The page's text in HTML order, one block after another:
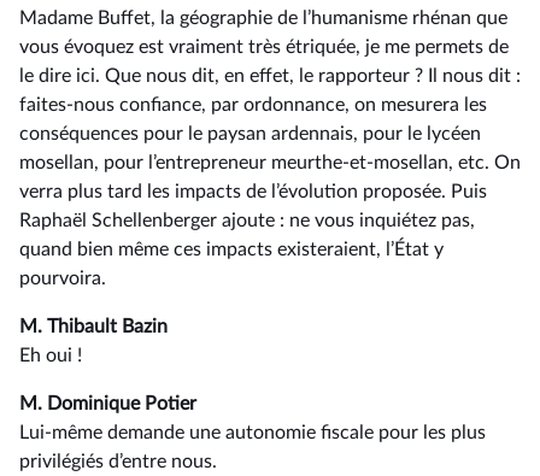
Madame Buffet, la géographie de l’humanisme rhénan que
vous évoquez est vraiment très étriquée, je me permets de
le dire ici. Que nous dit, en effet, le rapporteur ? Il nous dit :
faites-nous confiance, par ordonnance, on mesurera les
conséquences pour le paysan ardennais, pour le lycéen
mosellan, pour l’entrepreneur meurthe-et-mosellan, etc. On
verra plus tard les impacts de l’évolution proposée. Puis
Raphaël Schellenberger ajoute : ne vous inquiétez pas,
quand bien même ces impacts existeraient, l’État y
pourvoira.
M. Thibault Bazin
Eh oui !
M. Dominique Potier
Lui-même demande une autonomie fiscale pour les plus
privilégiés d’entre nous.